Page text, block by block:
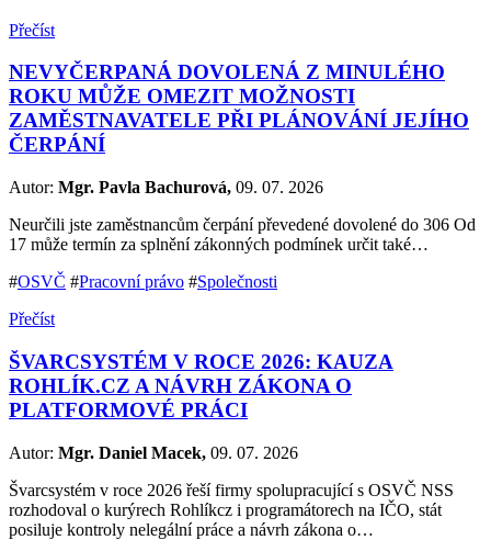
Přečíst
NEVYČERPANÁ DOVOLENÁ Z MINULÉHO
ROKU MŮŽE OMEZIT MOŽNOSTI
ZAMĚSTNAVATELE PŘI PLÁNOVÁNÍ JEJÍHO
ČERPÁNÍ
Autor: Mgr. Pavla Bachurová, 09. 07. 2026
Neurčili jste zaměstnancům čerpání převedené dovolené do 306 Od
17 může termín za splnění zákonných podmínek určit také…
#OSVČ #Pracovní právo #Společnosti
Přečíst
ŠVARCSYSTÉM V ROCE 2026: KAUZA
ROHLÍK.CZ A NÁVRH ZÁKONA O
PLATFORMOVÉ PRÁCI
Autor: Mgr. Daniel Macek, 09. 07. 2026
Švarcsystém v roce 2026 řeší firmy spolupracující s OSVČ NSS
rozhodoval o kurýrech Rohlíkcz i programátorech na IČO, stát
posiluje kontroly nelegální práce a návrh zákona o…